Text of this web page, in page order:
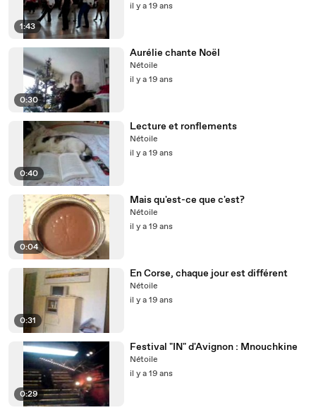
1:43
il y a 19 ans
0:30
Aurélie chante Noël
Nétoile
il y a 19 ans
0:40
Lecture et ronflements
Nétoile
il y a 19 ans
0:04
Mais qu'est-ce que c'est?
Nétoile
il y a 19 ans
0:31
En Corse, chaque jour est différent
Nétoile
il y a 19 ans
0:29
Festival "IN" d'Avignon : Mnouchkine
Nétoile
il y a 19 ans